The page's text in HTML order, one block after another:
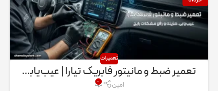
تعمیرات
تعمیر ضبط و مانیتور فابریک تیارا | عیب‌یابی، هزینه و رفع مشکلات رایج
امین ۰